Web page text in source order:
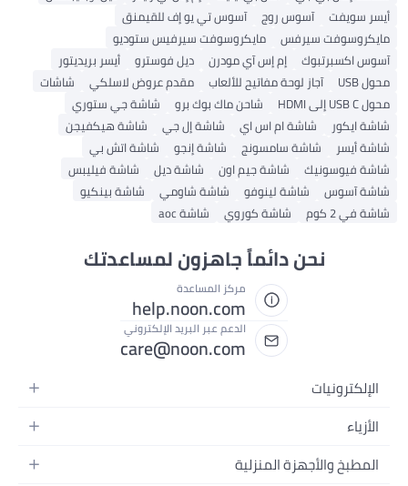
أيسر سويفت
آسوس روج
آسوس تي يو إف للقيمنق
مايكروسوفت سيرفس
مايكروسوفت سيرفيس ستوديو
آسوس اكسبرتبوك
إم إس آي مودرن ديل فوسترو
أيسر بريديتور
محول USB
آجاز لوحة مفاتيح للألعاب مقدم عروض لاسلكي
شاشات
محول USB C إلى HDMI
شاحن ماك بوك برو
شاشة جي ستوري
شاشة ايكور
شاشة ام اس اي شاشة إل جي
شاشة هيكفيجن
شاشة أيسر
شاشة سامسونج شاشة إنجو
شاشة اتش بي
شاشة فيوسونيك
شاشة جيم اون شاشة ديل
شاشة فيليبس
شاشة آسوس
شاشة لينوفو شاشة شاومي
شاشة بينكيو
شاشة في 2 كوم
شاشة كوروي شاشة aoc
نحن دائماً جاهزون لمساعدتك
مركز المساعدة
help.noon.com
الدعم عبر البريد الإلكتروني
care@noon.com
الإلكترونيات
الهواتف المتحركة
أجهزة الكمبيوتر المحمولة
الأزياء
أزياء نسائية
المطبخ والأجهزة المنزلية